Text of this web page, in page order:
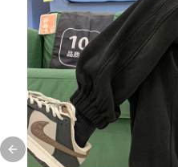
Previous slide